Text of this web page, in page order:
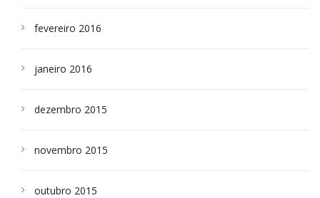
fevereiro 2016
janeiro 2016
dezembro 2015
novembro 2015
outubro 2015